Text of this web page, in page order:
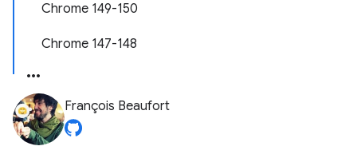
Chrome 149-150
Chrome 147-148
François Beaufort